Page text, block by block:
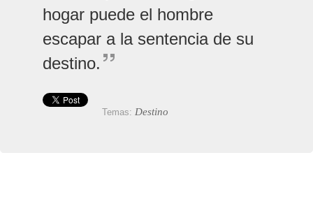
hogar puede el hombre
escapar a la sentencia de su
destino.
Temas: Destino